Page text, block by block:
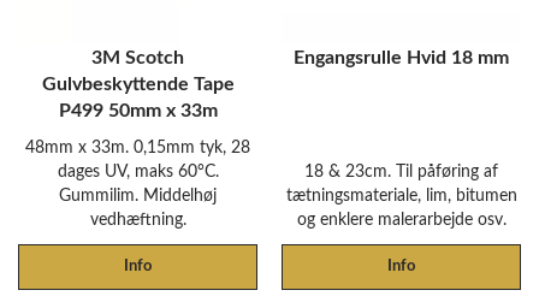
3M Scotch
Gulvbeskyttende Tape
P499 50mm x 33m
48mm x 33m. 0,15mm tyk, 28
dages UV, maks 60°C.
Gummilim. Middelhøj
vedhæftning.
Info
Engangsrulle Hvid 18 mm
18 & 23cm. Til påføring af
tætningsmateriale, lim, bitumen
og enklere malerarbejde osv.
Info